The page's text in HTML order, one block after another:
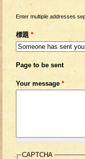
Enter multiple addresses
標題 *
Page to be sent
Your message *
CAPTCHA